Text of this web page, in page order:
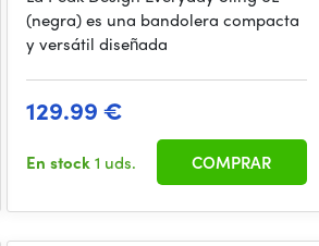
(negra) es una bandolera compacta
y versátil diseñada
129.99 €
En stock1 uds. COMPRAR